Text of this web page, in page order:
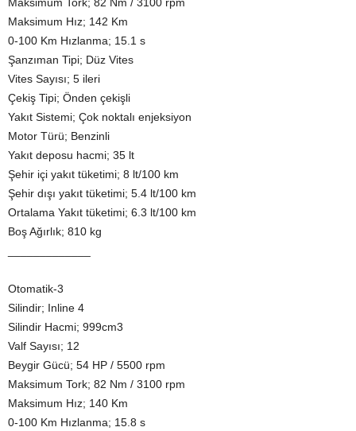
Maksimum Hız; 142 Km
0-100 Km Hızlanma; 15.1 s
Şanzıman Tipi; Düz Vites
Vites Sayısı; 5 ileri
Çekiş Tipi; Önden çekişli
Yakıt Sistemi; Çok noktalı enjeksiyon
Motor Türü; Benzinli
Yakıt deposu hacmi; 35 lt
Şehir içi yakıt tüketimi; 8 lt/100 km
Şehir dışı yakıt tüketimi; 5.4 lt/100 km
Ortalama Yakıt tüketimi; 6.3 lt/100 km
Boş Ağırlık; 810 kg
Otomatik-3
Silindir; Inline 4
Silindir Hacmi; 999cm3
Valf Sayısı; 12
Beygir Gücü; 54 HP / 5500 rpm
Maksimum Tork; 82 Nm / 3100 rpm
Maksimum Hız; 140 Km
0-100 Km Hızlanma; 15.8 s